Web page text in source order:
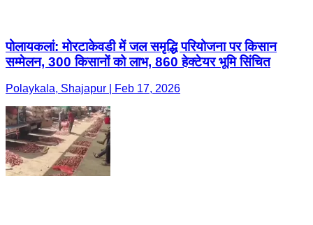
पोलायकलां: मोरटाकेवडी में जल समृद्धि परियोजना पर किसान
सम्मेलन, 300 किसानों को लाभ, 860 हेक्टेयर भूमि सिंचित
Polaykala, Shajapur | Feb 17, 2026